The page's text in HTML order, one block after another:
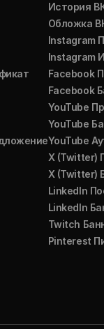
История
Обложка
Instagram
Instagram
Facebook
Facebook
YouTube
YouTube
YouTube
X (Twitter)
X (Twitter)
LinkedIn
LinkedIn
Twitch
Pinterest